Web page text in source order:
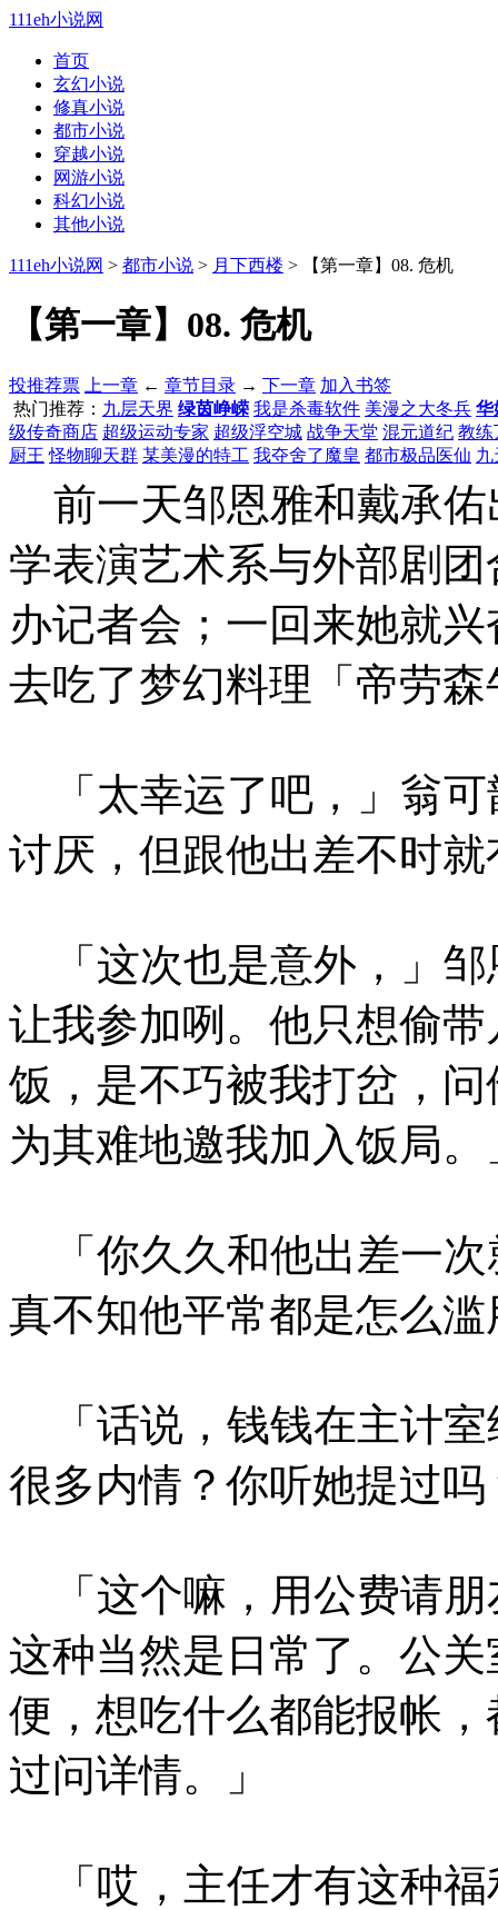
111eh小说网
首页
玄幻小说
修真小说
都市小说
穿越小说
网游小说
科幻小说
其他小说
111eh小说网 > 都市小说 > 月下西楼 > 【第一章】08. 危机
【第一章】08. 危机
投推荐票 上一章 ← 章节目录 → 下一章 加入书签
热门推荐： 九层天界 绿茵峥嵘 我是杀毒软件 美漫之大冬兵 华
级传奇商店 超级运动专家 超级浮空城 战争天堂 混元道纪 教练
厨王 怪物聊天群 某美漫的特工 我夺舍了魔皇 都市极品医仙 九
前一天邹恩雅和戴承佑
学表演艺术系与外部剧
办记者会；一回来她就
去吃了梦幻料理「帝劳
「太幸运了吧，」翁可
讨厌，但跟他出差不时
「这次也是意外，」邹
让我参加咧。他只想偷
饭，是不巧被我打岔，
为其难地邀我加入饭局。
「你久久和他出差一次
真不知他平常都是怎么
「话说，钱钱在主计室
很多内情？你听她提过吗
「这个嘛，用公费请朋
这种当然是日常了。公
便，想吃什么都能报帐
过问详情。」
「哎，主任才有这种福